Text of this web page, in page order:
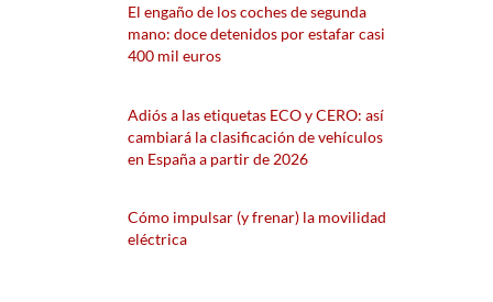
El engaño de los coches de segunda
mano: doce detenidos por estafar casi
400 mil euros
Adiós a las etiquetas ECO y CERO: así
cambiará la clasificación de vehículos
en España a partir de 2026
Cómo impulsar (y frenar) la movilidad
eléctrica